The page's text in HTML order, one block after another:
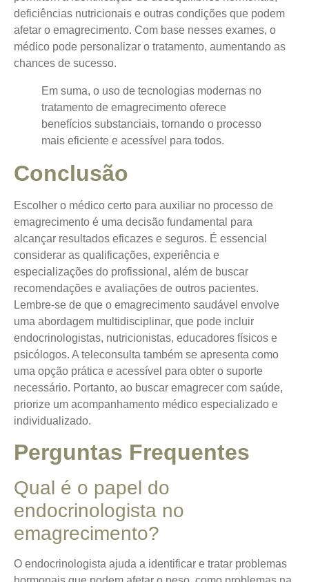
deficiências nutricionais e outras condições que podem
afetar o emagrecimento. Com base nesses exames, o
médico pode personalizar o tratamento, aumentando as
chances de sucesso.
Em suma, o uso de tecnologias modernas no
tratamento de emagrecimento oferece
benefícios substanciais, tornando o processo
mais eficiente e acessível para todos.
Conclusão
Escolher o médico certo para auxiliar no processo de
emagrecimento é uma decisão fundamental para
alcançar resultados eficazes e seguros. É essencial
considerar as qualificações, experiência e
especializações do profissional, além de buscar
recomendações e avaliações de outros pacientes.
Lembre-se de que o emagrecimento saudável envolve
uma abordagem multidisciplinar, que pode incluir
endocrinologistas, nutricionistas, educadores físicos e
psicólogos. A teleconsulta também se apresenta como
uma opção prática e acessível para obter o suporte
necessário. Portanto, ao buscar emagrecer com saúde,
priorize um acompanhamento médico especializado e
individualizado.
Perguntas Frequentes
Qual é o papel do
endocrinologista no
emagrecimento?
O endocrinologista ajuda a identificar e tratar problemas